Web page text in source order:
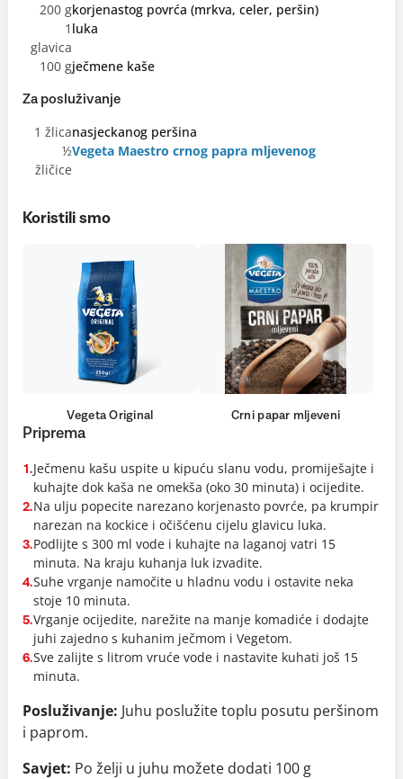
200 gkorjenastog povrća (mrkva, celer, peršin)
1
glavica
luka
100 gječmene kaše
Za posluživanje
1 žlicanasjeckanog peršina
½
žličice
Vegeta Maestro crnog papra mljevenog
Koristili smo
Vegeta Original Crni papar mljeveni
Priprema
1.Ječmenu kašu uspite u kipuću slanu vodu, promiješajte i
kuhajte dok kaša ne omekša (oko 30 minuta) i ocijedite.
2.Na ulju popecite narezano korjenasto povrće, pa krumpir
narezan na kockice i očišćenu cijelu glavicu luka.
3.Podlijte s 300 ml vode i kuhajte na laganoj vatri 15
minuta. Na kraju kuhanja luk izvadite.
4.Suhe vrganje namočite u hladnu vodu i ostavite neka
stoje 10 minuta.
5.Vrganje ocijedite, narežite na manje komadiće i dodajte
juhi zajedno s kuhanim ječmom i Vegetom.
6.Sve zalijte s litrom vruće vode i nastavite kuhati još 15
minuta.
Posluživanje: Juhu poslužite toplu posutu peršinom
i paprom.
Savjet: Po želji u juhu možete dodati 100 g